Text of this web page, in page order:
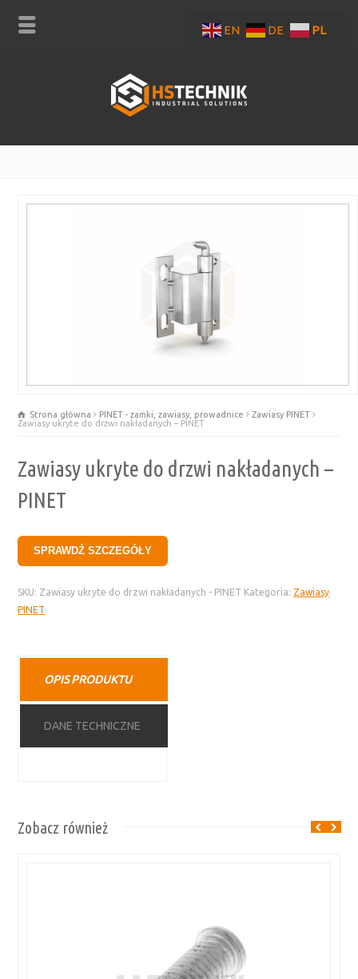
Strona główna PINET - zamki, zawiasy, prowadnice
Zawiasy PINET
Zawiasy ukryte do drzwi nakładanych – PINET
Zawiasy ukryte do drzwi nakładanych –
PINET
SPRAWDŹ SZCZEGÓŁY
SKU: Zawiasy ukryte do drzwi nakładanych - PINET Kategoria: Zawiasy
PINET
OPIS PRODUKTU
DANE TECHNICZNE
Zobacz również
EN DE PL